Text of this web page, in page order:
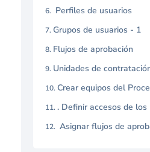
Perfiles de usuarios
Grupos de usuarios - 1
Flujos de aprobación
Unidades de
Crear equipos del
. Definir accesos de los
Asignar flujos de